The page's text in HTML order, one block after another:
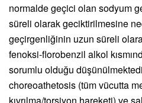
normalde geçici olan sodyum
süreli olarak geciktirilmesine
geçirgenliğinin uzun süreli
fenoksi-florobenzil alkol
sorumlu olduğu
choreoathetosis (tüm vücutta
kıvrılma/torsiyon hareketi) ve